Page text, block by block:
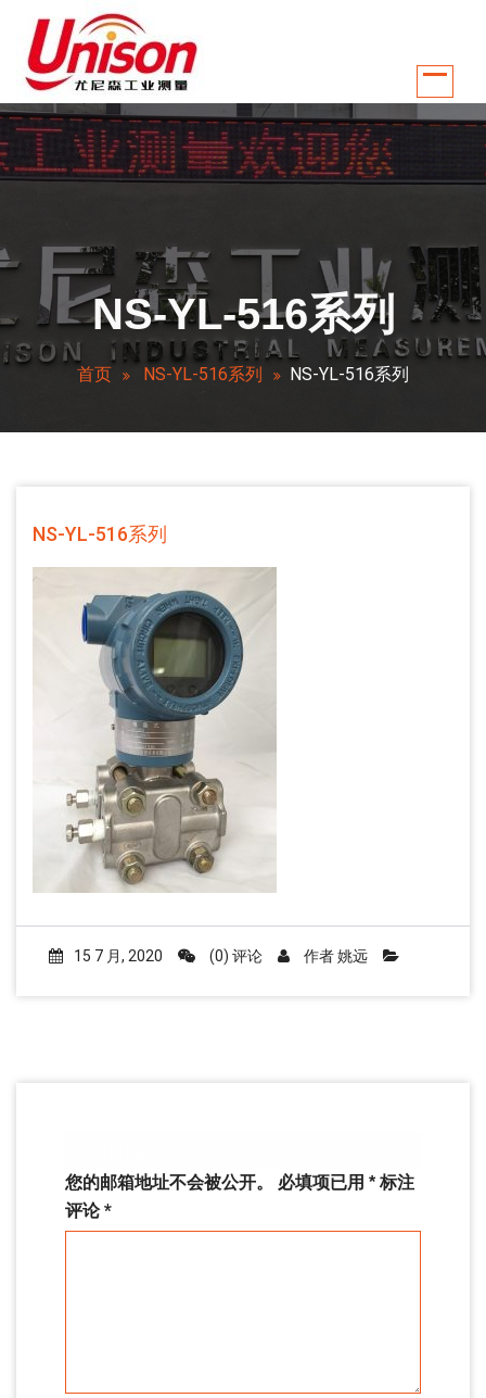
江苏南京尤尼森工业测量控制系统有限公司是国内较早从事温控行业自动
NS-YL-516系列
首页 NS-YL-516系列 NS-YL-516系列
NS-YL-516系列
15 7 月, 2020 (0) 评论 作者姚远
您的邮箱地址不会被公开。 必填项已用 * 标注
评论*